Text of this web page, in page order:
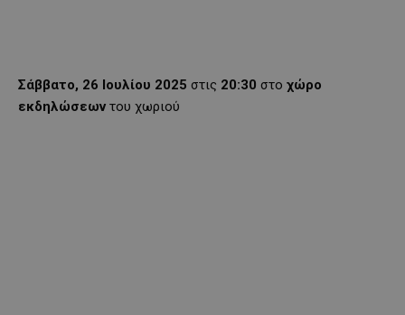
Σάββατο, 26 Ιουλίου 2025 στις 20:30 στο χώρο
εκδηλώσεων του χωριού